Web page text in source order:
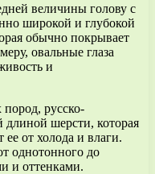
величины голову с
широкой и глубокой
обычно покрывает
овальные глаза
и
пород, русско-
длиной шерсти, которая
от холода и влаги.
однотонного до
и оттенками.